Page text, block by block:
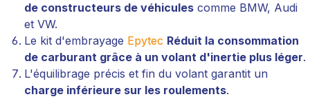
de constructeurs de véhiculescomme BMW, Audi
et VW.
Le kit d'embrayage Epytec Réduit la consommation
de carburant grâce à un volant d'inertie plus léger.
L'équilibrage précis et fin du volant garantit un
charge inférieure sur les roulements.